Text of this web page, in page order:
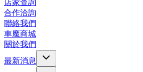
店家查詢
合作洽詢
聯絡我們
車魔商城
關於我們
最新消息